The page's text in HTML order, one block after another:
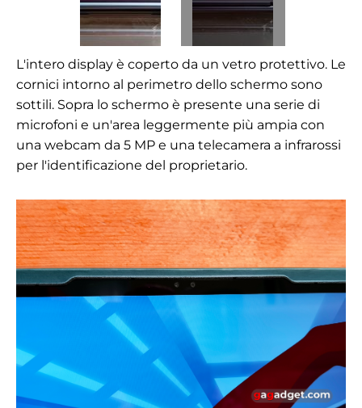
L'intero display è coperto da un vetro protettivo. Le
cornici intorno al perimetro dello schermo sono
sottili. Sopra lo schermo è presente una serie di
microfoni e un'area leggermente più ampia con
una webcam da 5 MP e una telecamera a infrarossi
per l'identificazione del proprietario.